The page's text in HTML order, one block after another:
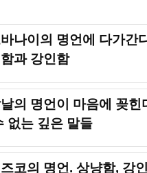
나이의 명언에 다가간
과 강인함
의 명언이 마음에 꽂힌
없는 깊은 말들
코의 명언. 상냥함, 강